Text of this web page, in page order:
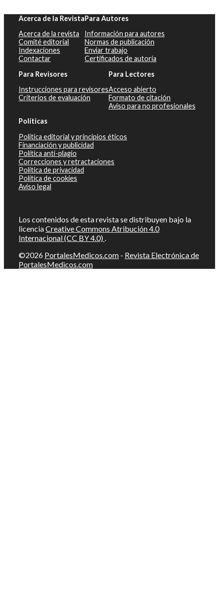
Acerca de la Revista
Acerca de la revista
Comité editorial
Indexaciones
Contactar
Para Autores
Información para autores
Normas de publicación
Enviar trabajo
Certificados de autoría
Para Revisores
Instrucciones para revisores
Criterios de evaluación
Para Lectores
Acceso abierto
Formato de citación
Aviso para no profesionales
Políticas
Política editorial y principios éticos
Financiación y publicidad
Política anti-plagio
Correcciones y retractaciones
Política de privacidad
Política de cookies
Aviso legal
Los contenidos de esta revista se distribuyen bajo la
licenciaCreative Commons Atribución 4.0
Internacional (CC BY 4.0) .
©2026 PortalesMedicos.com - Revista Electrónica de
PortalesMedicos.com